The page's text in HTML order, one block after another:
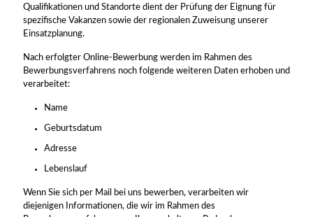
Qualifikationen und Standorte dient der Prüfung der Eignung für
spezifische Vakanzen sowie der regionalen Zuweisung unserer
Einsatzplanung.
Nach erfolgter Online-Bewerbung werden im Rahmen des
Bewerbungsverfahrens noch folgende weiteren Daten erhoben und
verarbeitet:
Name
Geburtsdatum
Adresse
Lebenslauf
Wenn Sie sich per Mail bei uns bewerben, verarbeiten wir
diejenigen Informationen, die wir im Rahmen des